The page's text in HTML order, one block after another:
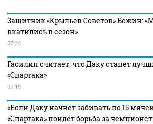
Защитник «Крыльев Советов» Божин:
вкатились в сезон»
07:34
Гасилин считает, что Даку станет
«Спартака»
07:19
«Если Даку начнет забивать по 15
«Спартака» пойдет борьба за